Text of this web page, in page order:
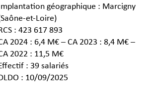
géographique : Marcigny
et-Loire)
: 423 617 893
2024 : 6,4 M€ – CA 2023 : 8,4 M€ –
2022 : 11,5 M€
: 39 salariés
: 10/09/2025